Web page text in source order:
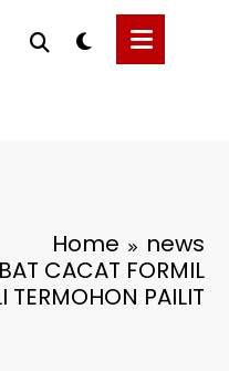
Home
news
CACAT FORMIL
TERMOHON PAILIT